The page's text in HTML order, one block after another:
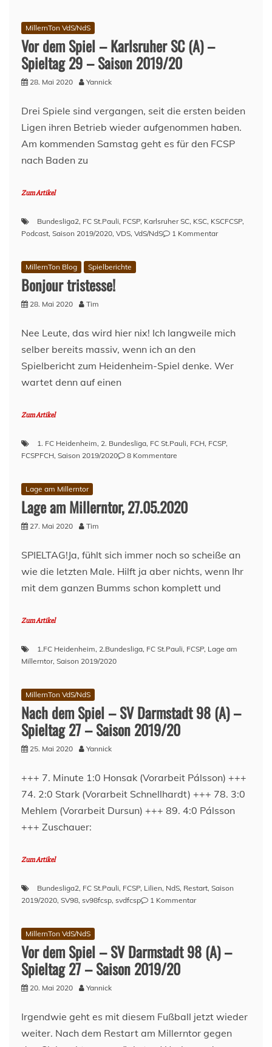
–
Karlsruher
29
–
Saison
MillernTon VdS/NdS
Vor dem Spiel – Karlsruher SC (A) –
Spieltag 29 – Saison 2019/20
28. Mai 2020 Yannick
Drei Spiele sind vergangen, seit die ersten beiden
Ligen ihren Betrieb wieder aufgenommen haben.
Am kommenden Samstag geht es für den FCSP
nach Baden zu
Zum Artikel
Bundesliga2, FC St.Pauli, FCSP, Karlsruher SC, KSC, KSCFCSP,
Podcast, Saison 2019/2020, VDS, VdS/NdS 1 Kommentarzu
–
–
MillernTon Blog Spielberichte
Bonjour tristesse!
28. Mai 2020 Tim
Nee Leute, das wird hier nix! Ich langweile mich
selber bereits massiv, wenn ich an den
Spielbericht zum Heidenheim-Spiel denke. Wer
wartet denn auf einen
Zum Artikel
1. FC Heidenheim, 2. Bundesliga, FC St.Pauli, FCH, FCSP,
FCSPFCH, Saison 2019/2020 8 Kommentare
Lage am Millerntor
Lage am Millerntor, 27.05.2020
27. Mai 2020 Tim
SPIELTAG!Ja, fühlt sich immer noch so scheiße an
wie die letzten Male. Hilft ja aber nichts, wenn Ihr
mit dem ganzen Bumms schon komplett und
Zum Artikel
1.FC Heidenheim, 2.Bundesliga, FC St.Pauli, FCSP, Lage am
Millerntor, Saison 2019/2020
MillernTon VdS/NdS
Nach dem Spiel – SV Darmstadt 98 (A) –
Spieltag 27 – Saison 2019/20
25. Mai 2020 Yannick
+++ 7. Minute 1:0 Honsak (Vorarbeit Pálsson) +++
74. 2:0 Stark (Vorarbeit Schnellhardt) +++ 78. 3:0
Mehlem (Vorarbeit Dursun) +++ 89. 4:0 Pálsson
+++ Zuschauer:
Zum Artikel
Bundesliga2, FC St.Pauli, FCSP, Lilien, NdS, Restart, Saison
2019/2020, SV98, sv98fcsp, svdfcsp 1 Kommentarzu
–
SV
Spieltag
27
MillernTon VdS/NdS
Vor dem Spiel – SV Darmstadt 98 (A) –
Spieltag 27 – Saison 2019/20
20. Mai 2020 Yannick
Irgendwie geht es mit diesem Fußball jetzt wieder
weiter. Nach dem Restart am Millerntor gegen